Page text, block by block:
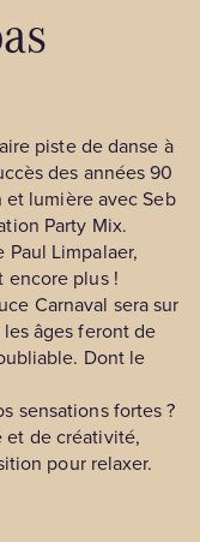
piste de danse à
des années 90
et lumière avec Seb
Party Mix.
Paul Limpalaer,
encore plus !
Carnaval sera sur
âges feront de
Dont le
sensations fortes ?
et de créativité,
pour relaxer.